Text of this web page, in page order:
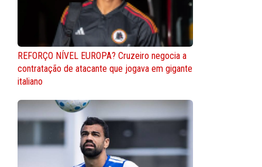
REFORÇO NÍVEL EUROPA? Cruzeiro negocia a
contratação de atacante que jogava em gigante
italiano